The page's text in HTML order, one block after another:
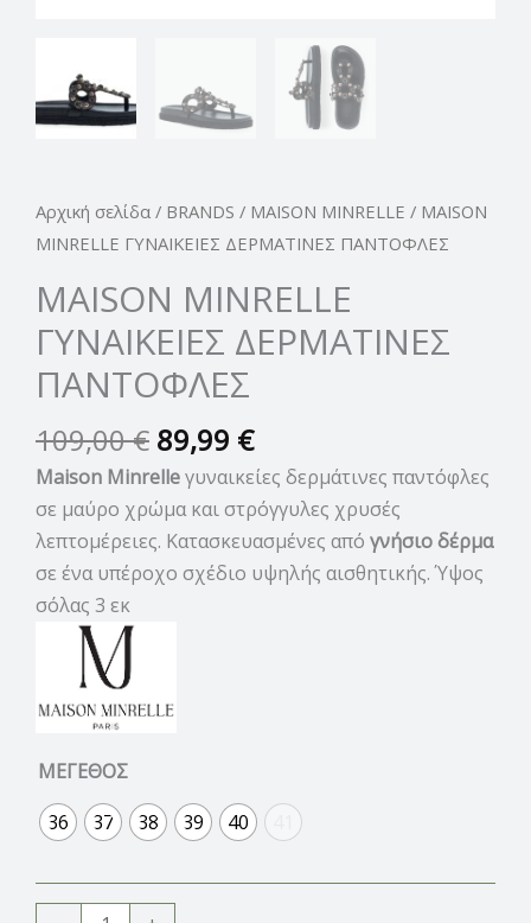
Αρχική σελίδα / BRANDS / MAISON MINRELLE / MAISON
MINRELLE ΓΥΝΑΙΚΕΙΕΣ ΔΕΡΜΑΤΙΝΕΣ ΠΑΝΤΟΦΛΕΣ
MAISON MINRELLE
ΓΥΝΑΙΚΕΙΕΣ ΔΕΡΜΑΤΙΝΕΣ
ΠΑΝΤΟΦΛΕΣ
109,00€ 89,99 €
Maison Minrelleγυναικείες δερμάτινες παντόφλες
σε μαύρο χρώμα και στρόγγυλες χρυσές
λεπτομέρειες. Κατασκευασμένες από γνήσιο δέρμα
σε ένα υπέροχο σχέδιο υψηλής αισθητικής. Ύψος
σόλας 3 εκ
ΜΕΓΕΘΟΣ
36
37 38 39 40